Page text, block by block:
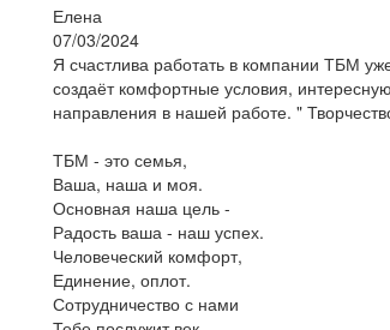
Елена
07/03/2024
Я счастлива работать в компании ТБМ
создаёт комфортные условия,
направления в нашей работе. "
ТБМ - это семья,
Ваша, наша и моя.
Основная наша цель -
Радость ваша - наш успех.
Человеческий комфорт,
Единение, оплот.
Сотрудничество с нами